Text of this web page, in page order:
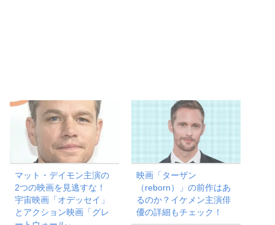
マット・デイモン主演の
2つの映画を見逃すな！
宇宙映画「オデッセイ」
とアクション映画「グレ
映画「ターザン
（reborn）」の前作はあ
るのか？イケメン主演俳
優の詳細もチェック！